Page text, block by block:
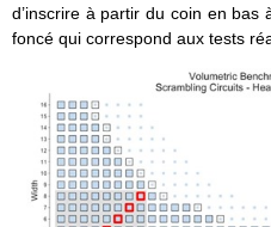
d’inscrire à partir du coin en
foncé qui correspond aux tests